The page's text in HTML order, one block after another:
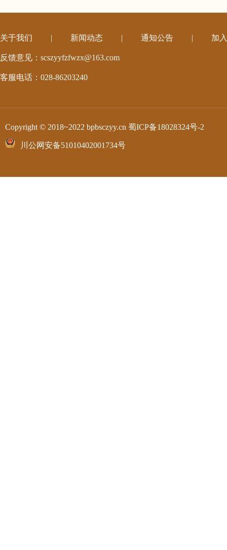
关于我们 | 新闻动态 | 通知公告 | 加
反馈意见：scszyyfzfwzx@163.com
客服电话：028-86203240
Copyright © 2018~2022 bpbsczyy.cn 蜀ICP备18028324号-2
川公网安备51010402001734号